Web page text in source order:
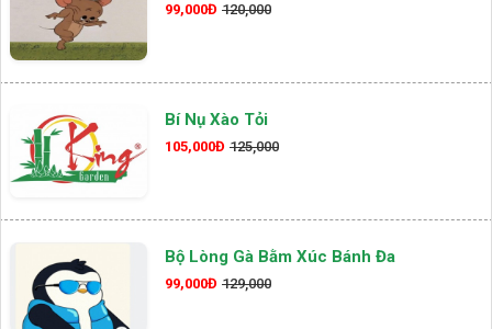
99,000Đ 120,000
Bí Nụ Xào Tỏi
105,000Đ 125,000
Bộ Lòng Gà Bằm Xúc Bánh Đa
99,000Đ 129,000